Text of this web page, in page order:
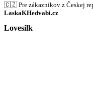
🇨🇿 Pre zákazníkov z Českej
LaskaKHedvabi.cz
Lovesilk